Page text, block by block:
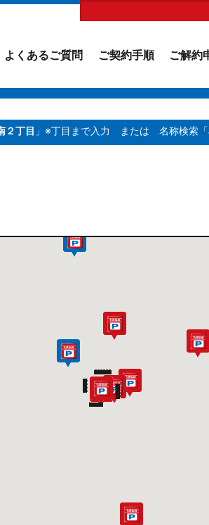
よくあるご質問 ご契約手順 ご解約
２丁目 」※丁目まで入力 または 名称検索「